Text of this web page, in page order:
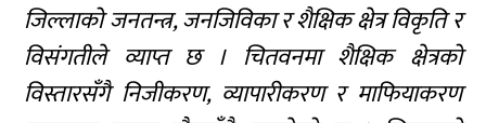
जिल्लाको जनतन्त्र, जनजिविका र शैक्षिक क्षेत्र विकृति र
विसंगतीले व्याप्त छ । चितवनमा शैक्षिक क्षेत्रको
विस्तारसँगै निजीकरण, व्यापारीकरण र माफियाकरण